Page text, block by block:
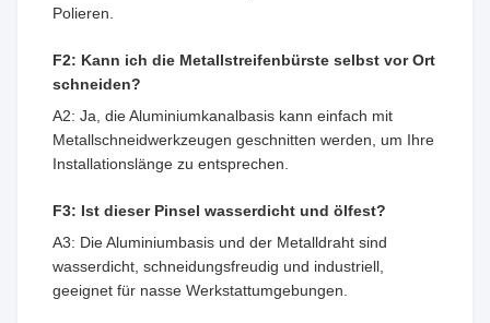
Polieren.
F2: Kann ich die Metallstreifenbürste selbst vor Ort
schneiden?
A2: Ja, die Aluminiumkanalbasis kann einfach mit
Metallschneidwerkzeugen geschnitten werden, um Ihre
Installationslänge zu entsprechen.
F3: Ist dieser Pinsel wasserdicht und ölfest?
A3: Die Aluminiumbasis und der Metalldraht sind
wasserdicht, schneidungsfreudig und industriell,
geeignet für nasse Werkstattumgebungen.